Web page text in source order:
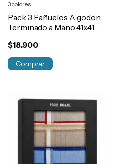
Pack 3 Pañuelos Algodon
Terminado a Mano 41x41
$18.900
3 colores
Comprar